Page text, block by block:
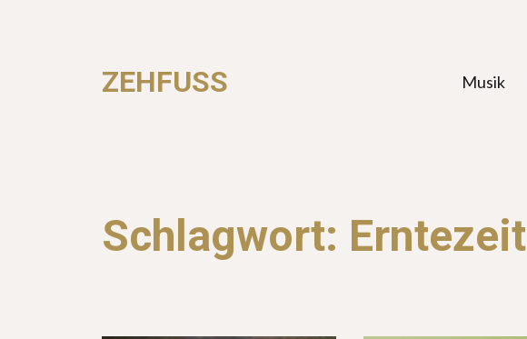
ZEHFUSS Musik
Schlagwort: Erntezeit